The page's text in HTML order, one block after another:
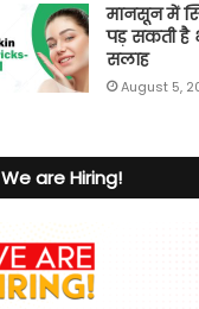
मानसून में
पड़ सकती है
सलाह
August 5,
We are Hiring!